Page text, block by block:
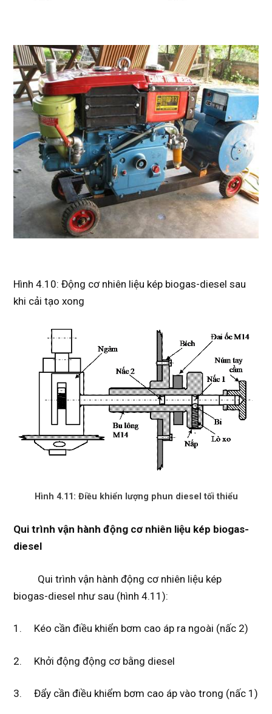
Hình 4.10: Động cơ nhiên liệu kép biogas-diesel sau
khi cải tạo xong
Hình 4.11: Điều khiển lượng phun diesel tối thiểu
Qui trình vận hành động cơ nhiên liệu kép biogas-
diesel
Qui trình vận hành động cơ nhiên liệu kép
biogas-diesel như sau (hình 4.11):
1. Kéo cần điều khiển bơm cao áp ra ngoài (nấc 2)
2. Khởi động động cơ bằng diesel
3. Đẩy cần điều khiểm bơm cao áp vào trong (nấc 1)